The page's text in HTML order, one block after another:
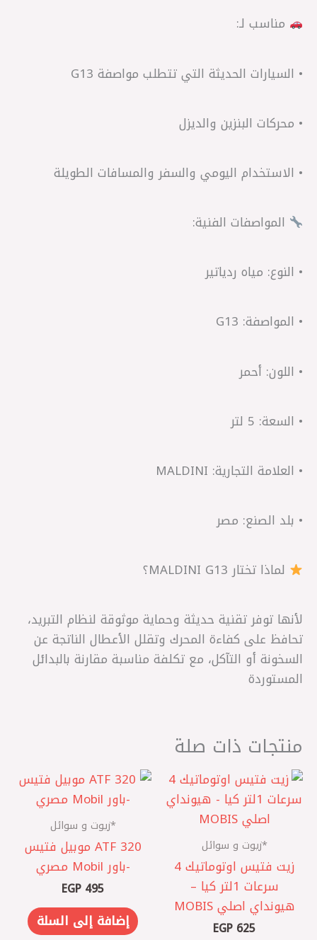
مناسب لـ:
• السيارات الحديثة التي تتطلب مواصفة G13
• محركات البنزين والديزل
• الاستخدام اليومي والسفر والمسافات الطويلة
المواصفات الفنية:
• النوع: مياه ردياتير
• المواصفة: G13
• اللون: أحمر
• السعة: 5 لتر
• العلامة التجارية: MALDINI
• بلد الصنع: مصر
لماذا تختار MALDINI G13؟
لأنها توفر تقنية حديثة وحماية موثوقة لنظام التبريد،
تحافظ على كفاءة المحرك وتقلل الأعطال الناتجة عن
السخونة أو التآكل، مع تكلفة مناسبة مقارنة بالبدائل
المستوردة
منتجات ذات صلة
*زيوت و سوائل
زيت فتيس اوتوماتيك 4
سرعات 1لتر كيا –
هيونداي اصلي MOBIS
EGP 625
*زيوت و سوائل
ATF 320 موبيل فتيس
-باور Mobil مصري
EGP 495
إضافة إلى السلة